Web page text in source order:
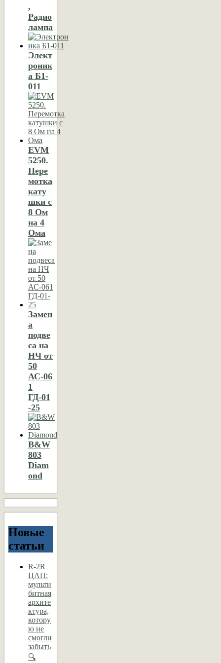
,
Радио
лампа
Элект
роник
а Б1-
011
EVM
5250.
Пере
мотка
кату
шки с
8 Ом
на 4
Ома
Замен
а
подве
са на
НЧ от
50
АС-06
1
ГД-01
-25
B&W
803
Diam
ond
Новые
статьи
R-2R
ЦАП:
мульти
битная
архите
ктура,
котору
ю не
смогли
забыть
🔍